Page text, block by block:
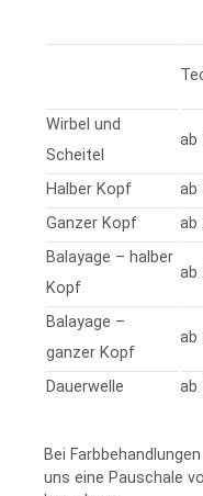
Wirbel und
Scheitel
ab
Halber Kopf ab
Ganzer Kopf
ab
Balayage – halber
Kopf
ab
Balayage –
ganzer Kopf
ab
Dauerwelle ab
Bei
uns eine Pauschale